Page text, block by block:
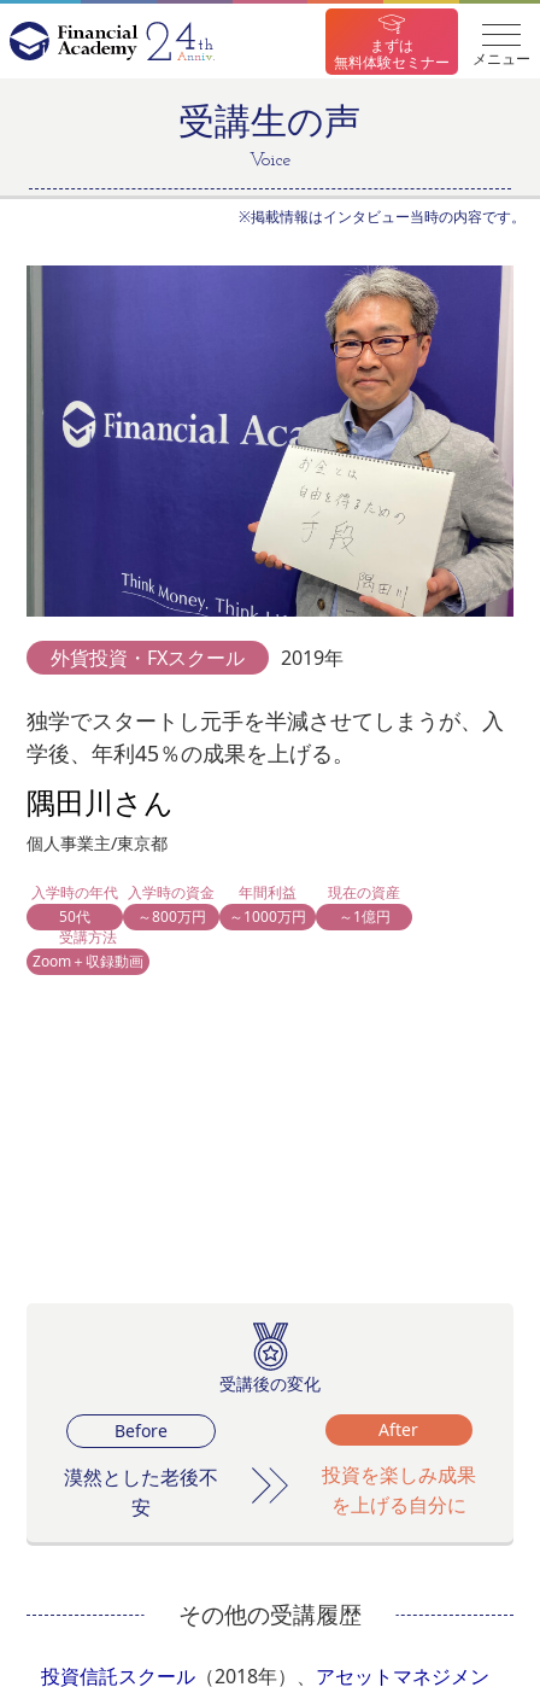
まずは
無料体験セミナー
メニュー
受講生の声
Voice
※掲載情報はインタビュー当時の内容です。
外貨投資・FXスクール 2019年
独学でスタートし元手を半減させてしまうが、入
学後、年利45％の成果を上げる。
隅田川さん
個人事業主/東京都
入学時の年代
50代
入学時の資金
～800万円
年間利益
～1000万円
現在の資産
～1億円
受講方法
Zoom＋収録動画
受講後の変化
Before
漠然とした老後不
安
After
投資を楽しみ成果
を上げる自分に
その他の受講履歴
投資信託スクール（2018年）、 アセットマネジメン